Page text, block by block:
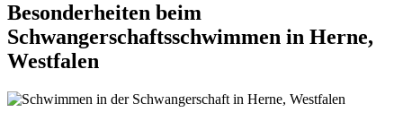
Besonderheiten beim
Schwangerschaftsschwimmen in Herne,
Westfalen